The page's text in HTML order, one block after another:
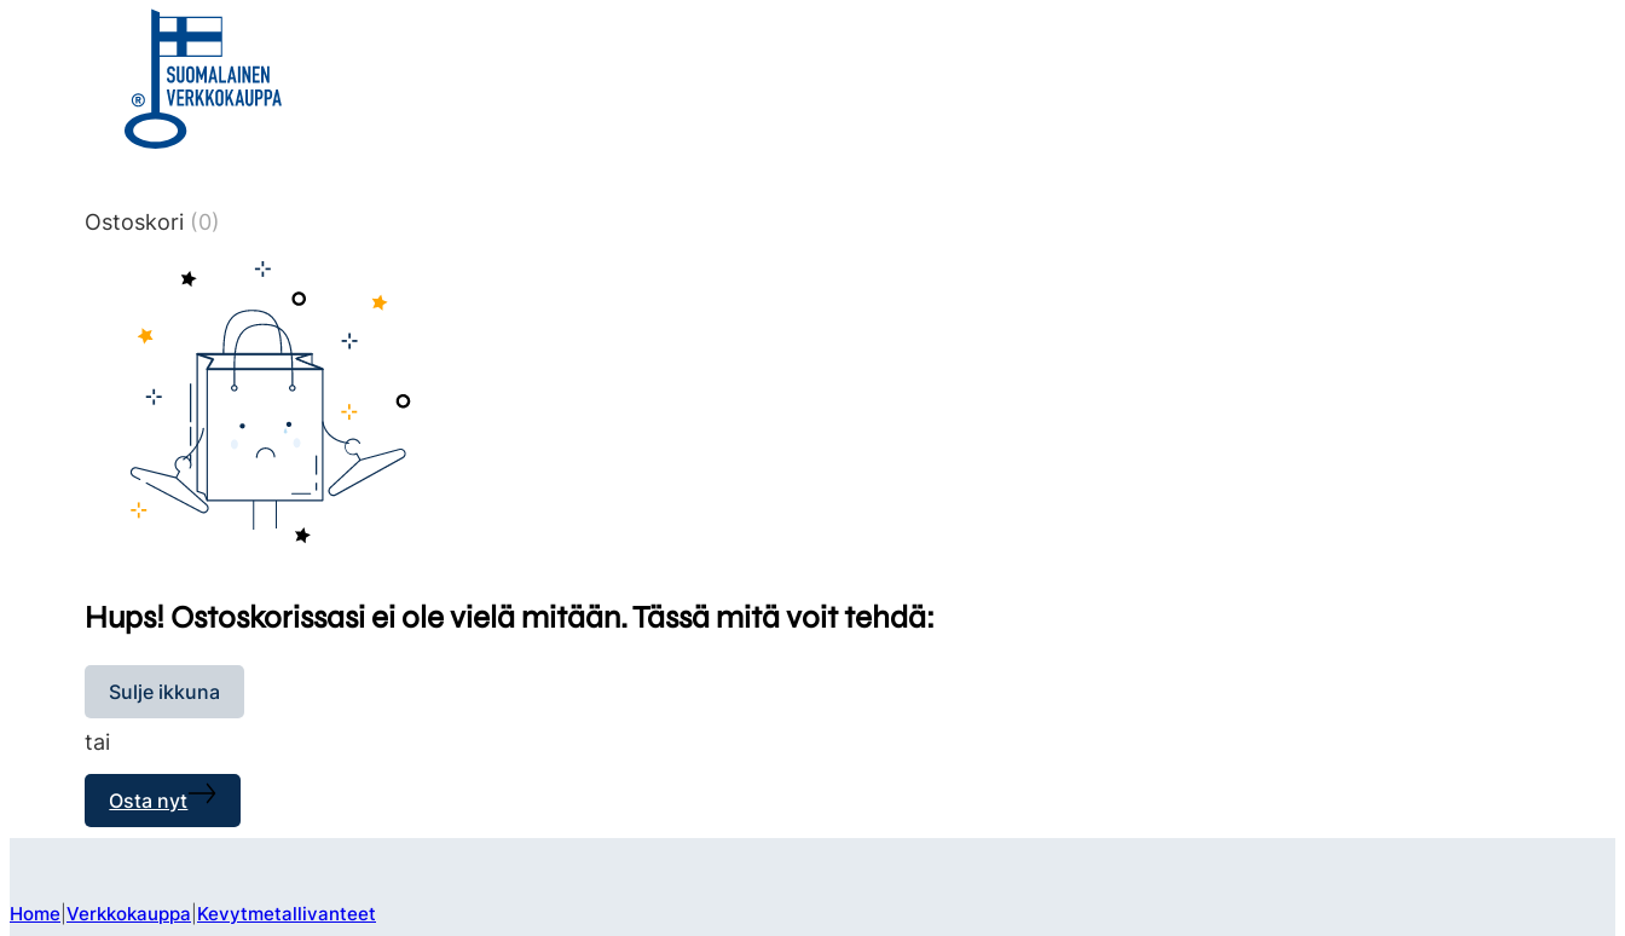
title or content.","post_type":
["product"],"ajax_loader_animation":"ripple","ajax_loader_selector":"#brxe-
tmlmvi","meta_query":
data-original-query-vars="[]" data-page="1" data-max-
Ostoskori (0)
Hups! Ostoskorissasi ei ole vielä mitään. Tässä mitä voit tehdä:
Sulje ikkuna
tai
Osta nyt
Home Verkkokauppa Kevytmetallivanteet